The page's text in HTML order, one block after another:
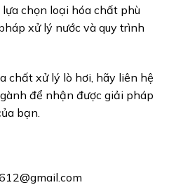
chọn loại hóa chất phù
xử lý nước và quy trình
chất xử lý lò hơi, hãy liên hệ
để nhận được giải pháp
bạn.